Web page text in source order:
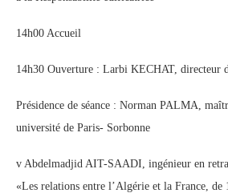
14h00 Accueil
14h30 Ouverture : Larbi KECHAT, directeur
Présidence de séance : Norman PALMA,
université de Paris- Sorbonne
v Abdelmadjid AIT-SAADI, ingénieur en
«Les relations entre l’Algérie et la France, de